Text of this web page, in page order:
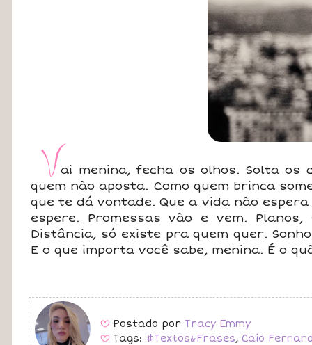
Vai menina, fecha os olhos. Solta os
quem não aposta. Como quem brinca
que te dá vontade. Que a vida não
espere. Promessas vão e vem.
Distância, só existe pra quem quer.
E o que importa você sabe, menina. É o
B Postado por Tracy Emmy
B Tags: #Textos&Frases, Caio